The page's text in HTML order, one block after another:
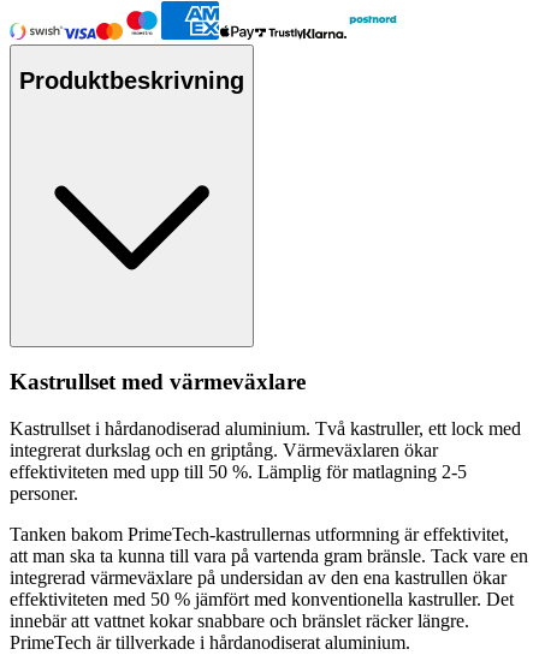
Produktbeskrivning
Kastrullset med värmeväxlare
Kastrullset i hårdanodiserad aluminium. Två kastruller, ett lock med
integrerat durkslag och en griptång. Värmeväxlaren ökar
effektiviteten med upp till 50 %. Lämplig för matlagning 2-5
personer.
Tanken bakom PrimeTech-kastrullernas utformning är effektivitet,
att man ska ta kunna till vara på vartenda gram bränsle. Tack vare en
integrerad värmeväxlare på undersidan av den ena kastrullen ökar
effektiviteten med 50 % jämfört med konventionella kastruller. Det
innebär att vattnet kokar snabbare och bränslet räcker längre.
PrimeTech är tillverkade i hårdanodiserat aluminium.